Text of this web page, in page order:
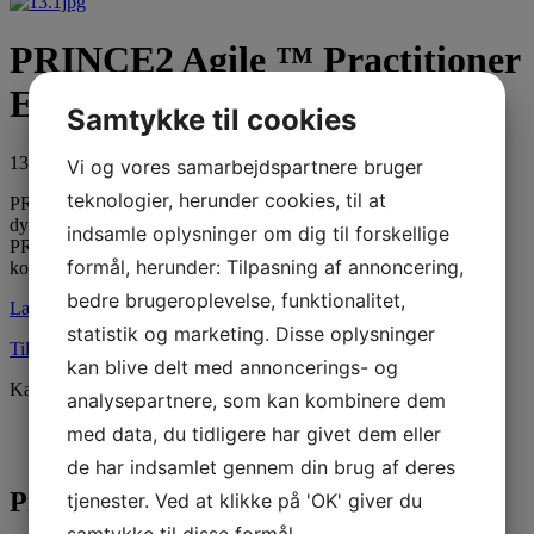
PRINCE2 Agile ™ Practitioner
ENG September 2024
13.500,00 DKK
PRINCE2 Agile ™ kombinerer den agile tilgangs fleksibilitet og
dynamik med den klart definerede ramme i PRINCE2® metoden.
PRINCE2 Agile rammeværk dækker en bred vifte af agile
koncepter, herunder SCRUM, Kanban og Lean Startup.
Læs mere
Tilmelde dig dette kursus
Kategori:
PRINCE2 Agile ™ Practitioner
Beskrivelse
Yderligere Information
Produktbeskrivelse
Samtykke til cookies
Vi og vores samarbejdspartnere bruger
teknologier, herunder cookies, til at
indsamle oplysninger om dig til forskellige
formål, herunder: Tilpasning af annoncering,
bedre brugeroplevelse, funktionalitet,
statistik og marketing. Disse oplysninger
kan blive delt med annoncerings- og
analysepartnere, som kan kombinere dem
med data, du tidligere har givet dem eller
de har indsamlet gennem din brug af deres
tjenester. Ved at klikke på 'OK' giver du